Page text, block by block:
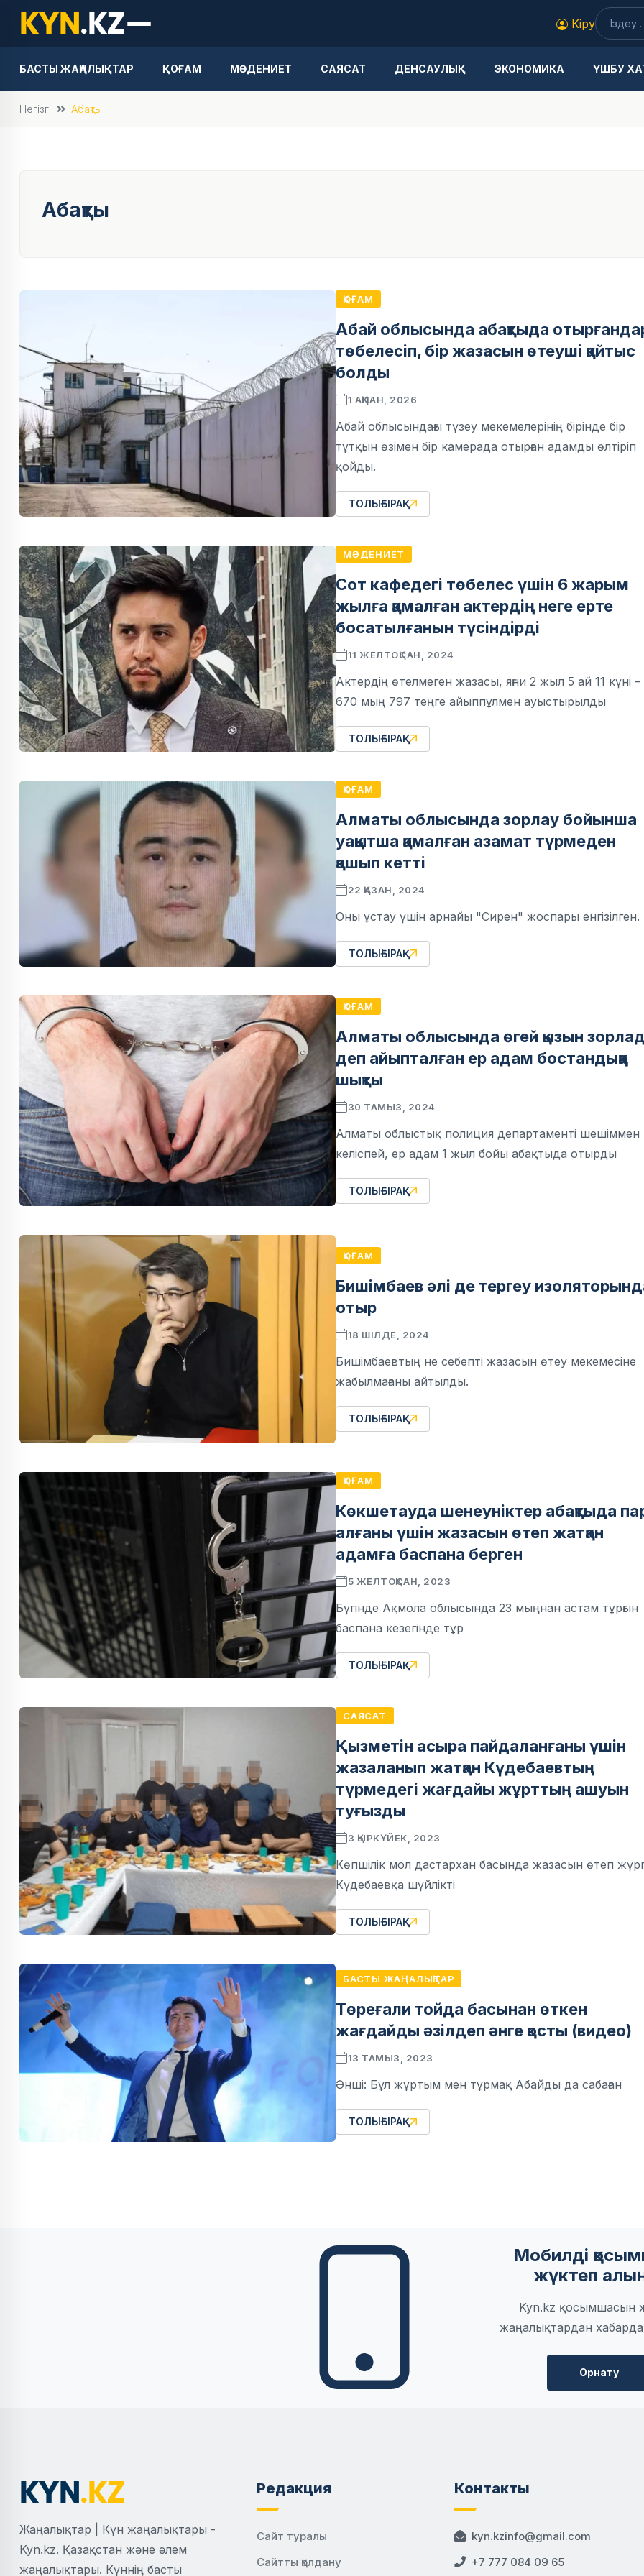
Кіру
БАСТЫ ЖАҢАЛЫҚТАР ҚОҒАМ МӘДЕНИЕТ САЯСАТ ДЕНСАУЛЫҚ ЭКОНОМИКА ҮШБУ
Негізгі Абақты
Абақты
ҚОҒАМ
Абай облысында абақтыда
төбелесіп, бір жазасын өтеуші қайтыс
болды
1 АҚПАН, 2026
Абай облысындағы түзеу мекемелерінің бірінде бір
тұтқын өзімен бір камерада отырған адамды өлтіріп
қойды.
ТОЛЫҒЫРАҚ
МӘДЕНИЕТ
Сот кафедегі төбелес үшін 6 жарым
жылға қамалған актердің неге ерте
босатылғанын түсіндірді
11 ЖЕЛТОҚСАН, 2024
Актердің өтелмеген жазасы, яғни 2 жыл 5 ай 11 күні –
670 мың 797 теңге айыппұлмен ауыстырылды
ТОЛЫҒЫРАҚ
ҚОҒАМ
Алматы облысында зорлау бойынша
уақытша қамалған азамат түрмеден
қашып кетті
22 ҚАЗАН, 2024
Оны ұстау үшін арнайы "Сирен" жоспары енгізілген.
ТОЛЫҒЫРАҚ
ҚОҒАМ
Алматы облысында өгей қызын
деп айыпталған ер адам бостандыққа
шықты
30 ТАМЫЗ, 2024
Алматы облыстық полиция департаменті шешіммен
келіспей, ер адам 1 жыл бойы абақтыда отырды
ТОЛЫҒЫРАҚ
ҚОҒАМ
Бишімбаев әлі де тергеу
отыр
18 ШІЛДЕ, 2024
Бишімбаевтың не себепті жазасын өтеу мекемесіне
жабылмағаны айтылды.
ТОЛЫҒЫРАҚ
ҚОҒАМ
Көкшетауда шенеуніктер абақтыда
алғаны үшін жазасын өтеп жатқан
адамға баспана берген
5 ЖЕЛТОҚСАН, 2023
Бүгінде Ақмола облысында 23 мыңнан астам тұрғын
баспана кезегінде тұр
ТОЛЫҒЫРАҚ
САЯСАТ
Қызметін асыра пайдаланғаны үшін
жазаланып жатқан Күдебаевтың
түрмедегі жағдайы жұрттың ашуын
туғызды
3 ҚЫРКҮЙЕК, 2023
Көпшілік мол дастархан басында жазасын өтеп
Күдебаевқа шүйлікті
ТОЛЫҒЫРАҚ
БАСТЫ ЖАҢАЛЫҚТАР
Төреғали тойда басынан өткен
жағдайды әзілдеп әнге қосты (видео)
13 ТАМЫЗ, 2023
Әнші: Бұл жұртым мен тұрмақ Абайды да сабаған
ТОЛЫҒЫРАҚ
Мобилді
жүктеп
Kyn.kz қосымшасын
жаңалықтардан
Орнату
Жаңалықтар | Күн жаңалықтары -
Kyn.kz. Қазақстан және әлем
жаңалықтары. Күннің басты
Редакция
Сайт туралы
Сайтты қолдану
Контакты
kyn.kzinfo@gmail.com
+7 777 084 09 65